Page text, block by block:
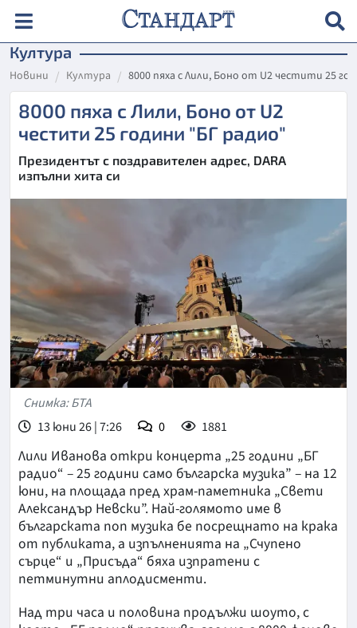
Култура
Новини Култура 8000 пяха с Лили, Боно от U2 честити 25
8000 пяха с Лили, Боно от U2
честити 25 години "БГ радио"
Президентът с поздравителен адрес, DARA
изпълни хита си
Снимка: БТА
13 юни 26 | 7:26
0 1881
Лили Иванова откри концерта „25 години „БГ
радио“ – 25 години само българска музика” – на 12
юни, на площада пред храм-паметника „Свети
Александър Невски”. Най-голямото име в
българската поп музика бе посрещнато на крака
от публиката, а изпълненията на „Счупено
сърце“ и „Присъда“ бяха изпратени с
петминутни аплодисменти.
Над три часа и половина продължи шоуто, с